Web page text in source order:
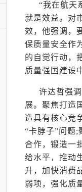
“我在航天
就是效益。对
效，他强调，
保质量安全作
的自觉行动，
质量强国建设
许达哲强
展。聚焦打造
造具有核心竞
“卡脖子”问题
合作，锻造一
给水平，推动
升，加快消费
弱项，强化质